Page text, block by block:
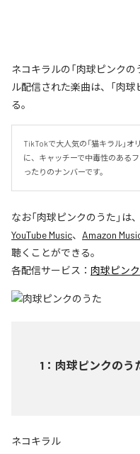
ネコキラルの「肉球ピンク
ル配信された楽曲は、「肉
る。
TikTokで大人気の「猫キラル」
に、キャッチーで中毒性のある
ったりのナンバーです。
なお「肉球ピンクのうた 」は、
YouTube Music、 Amazon
聴くことができる。
各配信サービス： 肉球ピン
1 ： 肉球ピンクのう
ネコキラル